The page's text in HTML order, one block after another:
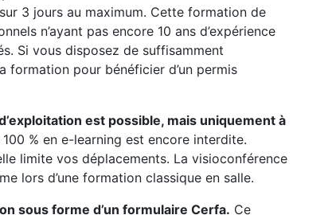
3 jours au maximum. Cette formation de
n’ayant pas encore 10 ans d’expérience
Si vous disposez de suffisamment
formation pour bénéficier d’un permis
est possible, mais uniquement à
% en e-learning est encore interdite.
limite vos déplacements. La visioconférence
lors d’une formation classique en salle.
sous forme d’un formulaire Cerfa. Ce